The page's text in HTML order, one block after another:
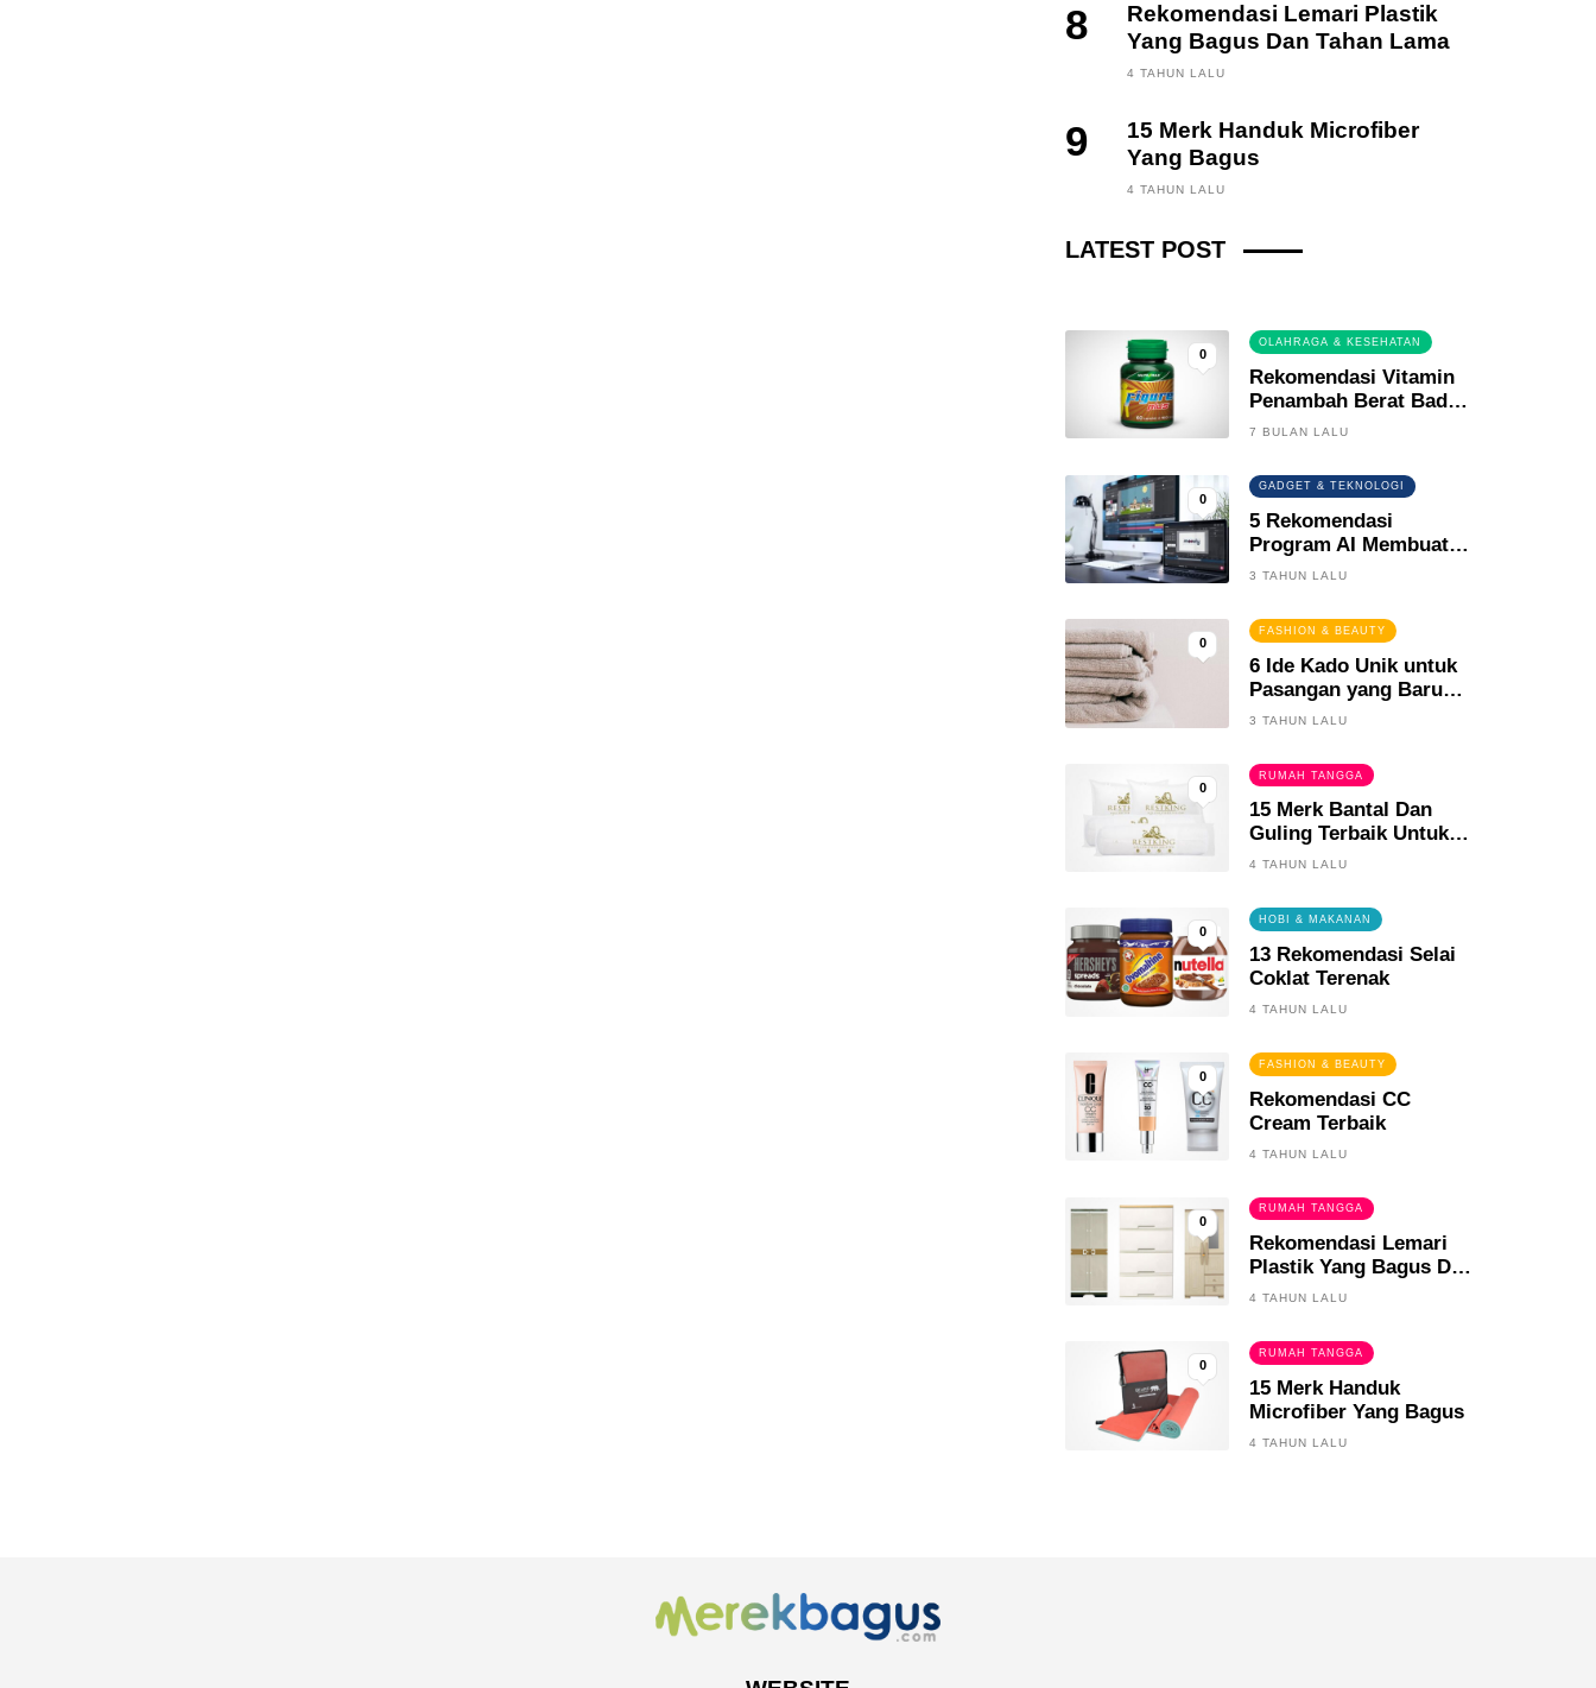
8
Rekomendasi Lemari Plastik
Yang Bagus Dan Tahan Lama
4 TAHUN LALU
9
15 Merk Handuk Microfiber
Yang Bagus
4 TAHUN LALU
LATEST POST
FINANCE, INVESTING
3 BULAN LALU
0
OLAHRAGA & KESEHATAN
Rekomendasi Vitamin
Penambah Berat Badan
Terbaik
7 BULAN LALU
0
GADGET & TEKNOLOGI
5 Rekomendasi
Program AI Membuat
Gambar Kartun Keren
3 TAHUN LALU
0
FASHION & BEAUTY
6 Ide Kado Unik untuk
Pasangan yang Baru
Menikah
3 TAHUN LALU
0
RUMAH TANGGA
15 Merk Bantal Dan
Guling Terbaik Untuk
Tidur Yang Berkualitas
4 TAHUN LALU
0
HOBI & MAKANAN
13 Rekomendasi Selai
Coklat Terenak
4 TAHUN LALU
0
FASHION & BEAUTY
Rekomendasi CC
Cream Terbaik
4 TAHUN LALU
0
RUMAH TANGGA
Rekomendasi Lemari
Plastik Yang Bagus Dan
Tahan Lama
4 TAHUN LALU
0
RUMAH TANGGA
15 Merk Handuk
Microfiber Yang Bagus
4 TAHUN LALU